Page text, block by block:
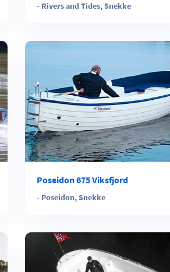
- Rivers and Tides,Snekke
Poseidon 675 Viksfjord
- Poseidon,Snekke